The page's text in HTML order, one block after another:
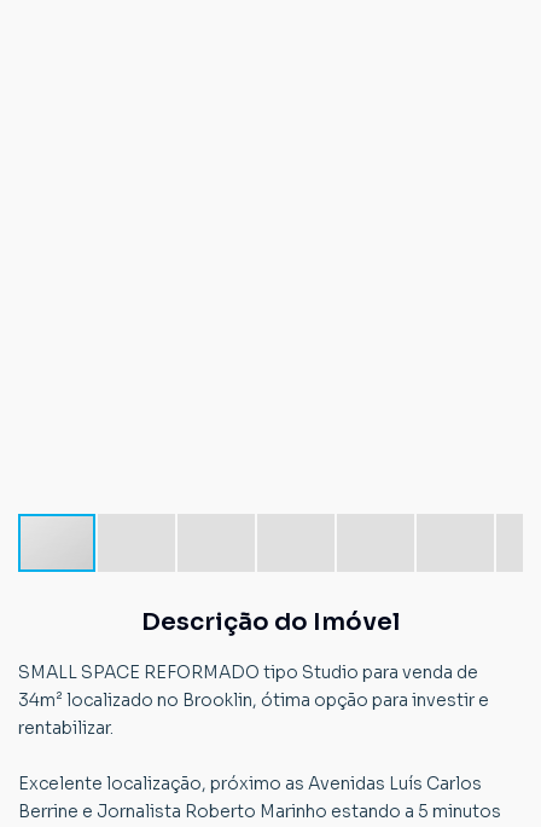
Descrição do Imóvel
SMALL SPACE REFORMADO tipo Studio para venda de
34m² localizado no Brooklin, ótima opção para investir e
rentabilizar.
Excelente localização, próximo as Avenidas Luís Carlos
Berrine e Jornalista Roberto Marinho estando a 5 minutos